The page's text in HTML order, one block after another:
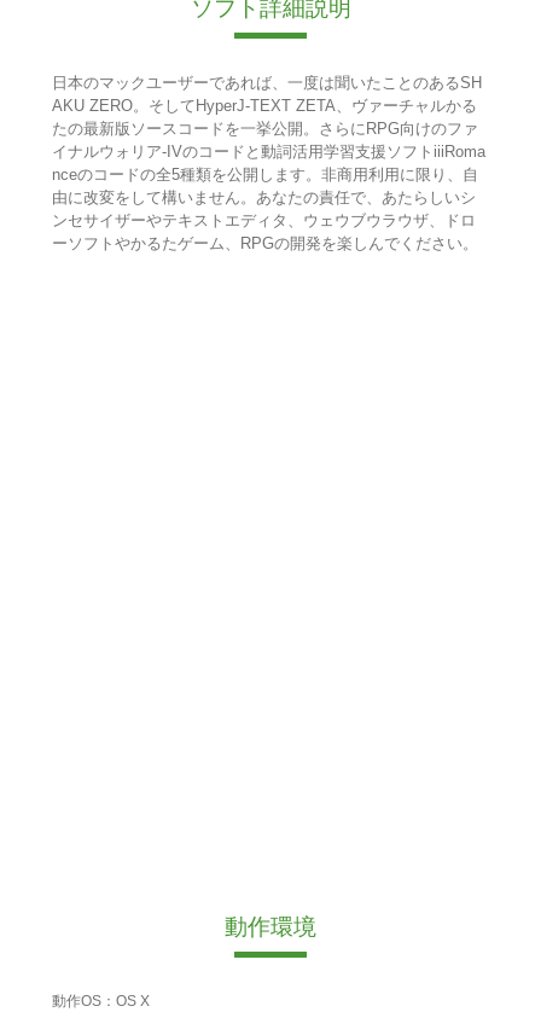
ソフト詳細説明
日本のマックユーザーであれば、一度は聞いたことのあるSH
AKU ZERO。そしてHyperJ-TEXT ZETA、ヴァーチャルかる
たの最新版ソースコードを一挙公開。さらにRPG向けのファ
イナルウォリア-IVのコードと動詞活用学習支援ソフトiiiRoma
nceのコードの全5種類を公開します。非商用利用に限り、自
由に改変をして構いません。あなたの責任で、あたらしいシ
ンセサイザーやテキストエディタ、ウェウブウラウザ、ドロ
ーソフトやかるたゲーム、RPGの開発を楽しんでください。
動作環境
動作OS：OS X